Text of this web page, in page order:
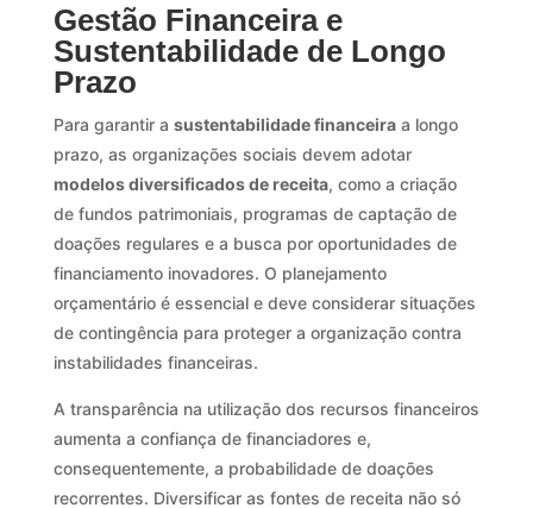
Gestão Financeira e
Sustentabilidade de Longo
Prazo
Para garantir a sustentabilidade financeiraa longo
prazo, as organizações sociais devem adotar
modelos diversificados de receita, como a criação
de fundos patrimoniais, programas de captação de
doações regulares e a busca por oportunidades de
financiamento inovadores. O planejamento
orçamentário é essencial e deve considerar situações
de contingência para proteger a organização contra
instabilidades financeiras.
A transparência na utilização dos recursos financeiros
aumenta a confiança de financiadores e,
consequentemente, a probabilidade de doações
recorrentes. Diversificar as fontes de receita não só